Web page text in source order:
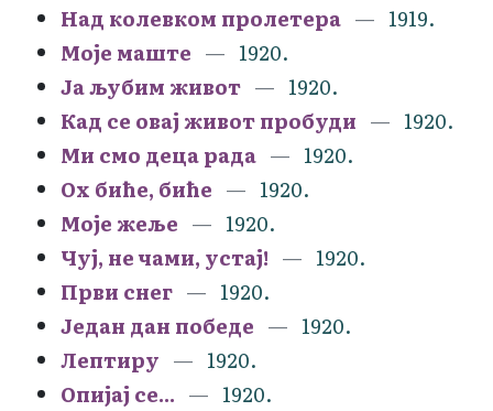
Над колевком пролетера
1919.
Моје маште
1920.
Ја љубим живот
1920.
Кад се овај живот пробуди
1920.
Ми смо деца рада
1920.
Ох биће, биће
1920.
Моје жеље
1920.
Чуј, не чами, устај!
1920.
Први снег
1920.
Један дан победе
1920.
Лептиру
1920.
Опијај се...
1920.